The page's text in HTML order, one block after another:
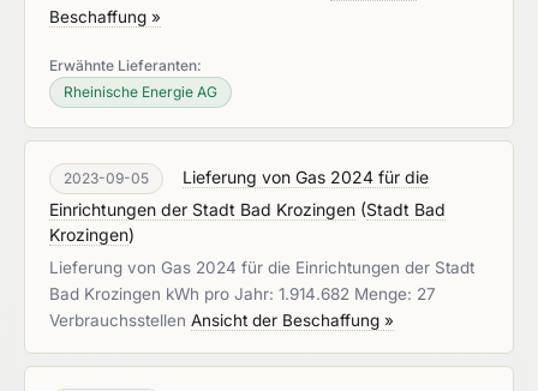
Beschaffung »
Erwähnte Lieferanten:
Rheinische Energie AG
2023-09-05
Lieferung von Gas 2024 für die
Einrichtungen der Stadt Bad Krozingen (Stadt Bad
Krozingen)
Lieferung von Gas 2024 für die Einrichtungen der Stadt
Bad Krozingen kWh pro Jahr: 1.914.682 Menge: 27
Verbrauchsstellen Ansicht der Beschaffung »